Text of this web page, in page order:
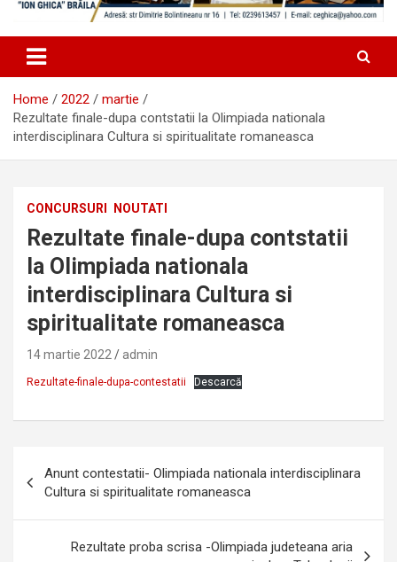
Home 2022
martie
Rezultate finale-dupa contstatii la Olimpiada nationala
interdisciplinara Cultura si spiritualitate romaneasca
CONCURSURI NOUTATI
Rezultate finale-dupa contstatii
la Olimpiada nationala
interdisciplinara Cultura si
spiritualitate romaneasca
14 martie 2022 admin
Rezultate-finale-dupa-contestatii Descarcă
în
articole
Anunt contestatii- Olimpiada nationala interdisciplinara
Cultura si spiritualitate romaneasca
Rezultate proba scrisa -Olimpiada judeteana aria